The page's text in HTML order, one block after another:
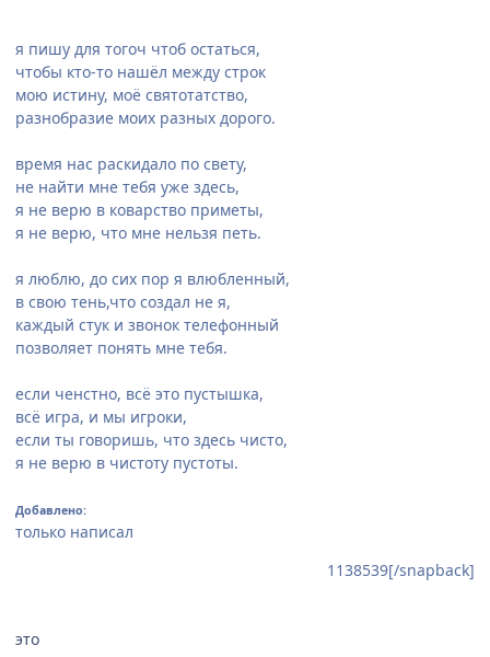
я пишу для тогоч чтоб остаться,
чтобы кто-то нашёл между строк
мою истину, моё святотатство,
разнобразие моих разных дорого.
время нас раскидало по свету,
не найти мне тебя уже здесь,
я не верю в коварство приметы,
я не верю, что мне нельзя петь.
я люблю, до сих пор я влюбленный,
в свою тень,что создал не я,
каждый стук и звонок телефонный
позволяет понять мне тебя.
если ченстно, всё это пустышка,
всё игра, и мы игроки,
если ты говоришь, что здесь чисто,
я не верю в чистоту пустоты.
Добавлено:
только написал
1138539[/snapback]
это